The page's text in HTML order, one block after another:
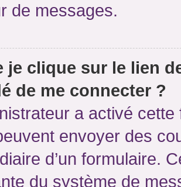
de messages.
je clique sur le lien
de me connecter ?
a activé
envoyer des
d’un formulaire.
du système de